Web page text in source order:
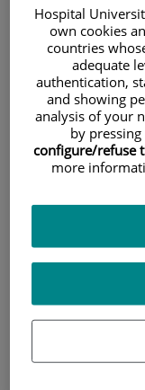
ENFERMERÍA
ACCESO A
GUÍAS
|GUÍAS
Guías
Primero
Primer
FJD
FJD
KB)(12
FJD
Hospital
own cookies
countries
adequate
authentication,
and showing
analysis of your
by
configure/refuse
more